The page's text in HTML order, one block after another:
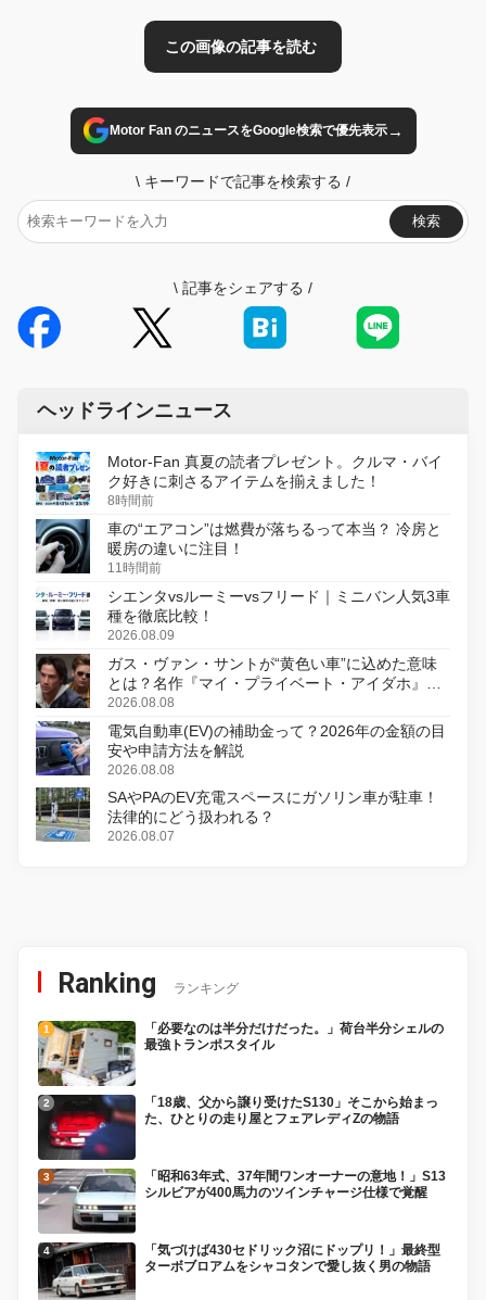
Motor Fan のニュースをGoogle検索で優先表示→
\ キーワードで記事を検索する /
検索
\ 記事をシェアする /
ヘッドラインニュース
Motor-Fan 真夏の読者プレゼント。クルマ・バイ
ク好きに刺さるアイテムを揃えました！
8時間前
車の“エアコン”は燃費が落ちるって本当？ 冷房と
暖房の違いに注目！
11時間前
シエンタvsルーミーvsフリード｜ミニバン人気3車
種を徹底比較！
2026.08.09
ガス・ヴァン・サントが“黄色い車”に込めた意味
とは？名作『マイ・プライベート・アイダホ』が
初のデジタルリマスター版で復活
2026.08.08
電気自動車(EV)の補助金って？2026年の金額の目
安や申請方法を解説
2026.08.08
SAやPAのEV充電スペースにガソリン車が駐車！
法律的にどう扱われる？
2026.08.07
Ranking ランキング
「必要なのは半分だけだった。」荷台半分シェルの
最強トランポスタイル
「18歳、父から譲り受けたS130」そこから始まっ
た、ひとりの走り屋とフェアレディZの物語
「昭和63年式、37年間ワンオーナーの意地！」S13
シルビアが400馬力のツインチャージ仕様で覚醒
「気づけば430セドリック沼にドップリ！」最終型
ターボブロアムをシャコタンで愛し抜く男の物語